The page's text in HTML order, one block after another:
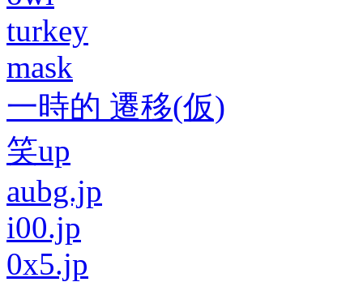
turkey
mask
一時的 遷移(仮)
笑up
aubg.jp
i00.jp
0x5.jp